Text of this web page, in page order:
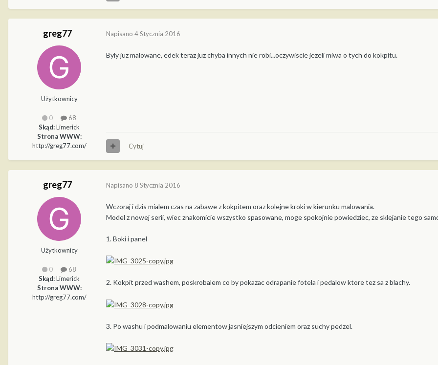
greg77
Użytkownicy
0
68
Skąd:Limerick
Strona WWW:
http://greg77.com/
Napisano 4 Stycznia 2016
Byly juz malowane, edek teraz juz chyba innych nie robi...oczywiscie jezeli miwa o tych do kokpitu.
Cytuj
greg77
Użytkownicy
0
68
Skąd:Limerick
Strona WWW:
http://greg77.com/
Napisano 8 Stycznia 2016
Wczoraj i dzis mialem czas na zabawe z kokpitem oraz kolejne kroki w kierunku malowania.
Model z nowej serii, wiec znakomicie wszystko spasowane, moge spokojnie powiedziec, ze sklejanie tego
1. Boki i panel
2. Kokpit przed washem, poskrobalem co by pokazac odrapanie fotela i pedalow ktore tez sa z blachy.
3. Po washu i podmalowaniu elementow jasniejszym odcieniem oraz suchy pedzel.